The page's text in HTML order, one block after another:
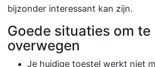
bijzonder interessant kan zijn.
Goede situaties om te
overwegen
Je huidige toestel werkt niet